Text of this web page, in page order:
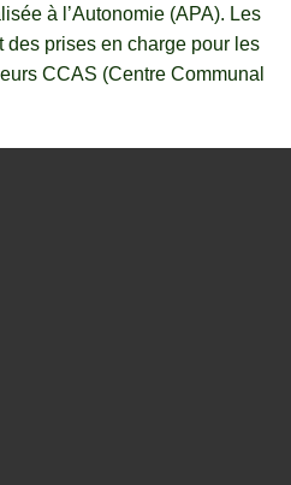
à l’Autonomie (APA). Les
prises en charge pour les
CCAS (Centre Communal